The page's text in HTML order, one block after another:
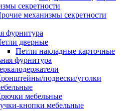
секретности
механизмы секретности
фурнитура
дверные
Петли накладные карточные
фурнитура
подвески/уголки
мебельные
кнопки мебельные